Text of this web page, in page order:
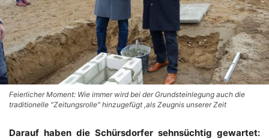
Feierlicher Moment: Wie immer wird bei der Grundsteinlegung auch die
traditionelle "Zeitungsrolle" hinzugefügt ,als Zeugnis unserer Zeit
Dar­auf haben die Schürs­dor­fer sehn­süch­tig gewar­tet: